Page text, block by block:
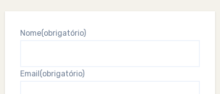
Nome(obrigatório)
Email (obrigatório)